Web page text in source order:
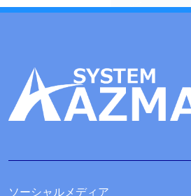
ソーシャルメディア